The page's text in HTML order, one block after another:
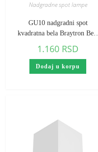
Nadgradne spot lampe
GU10 nadgradni spot
kvadratna bela Braytron Beta
1.160 RSD
Dodaj u korpu